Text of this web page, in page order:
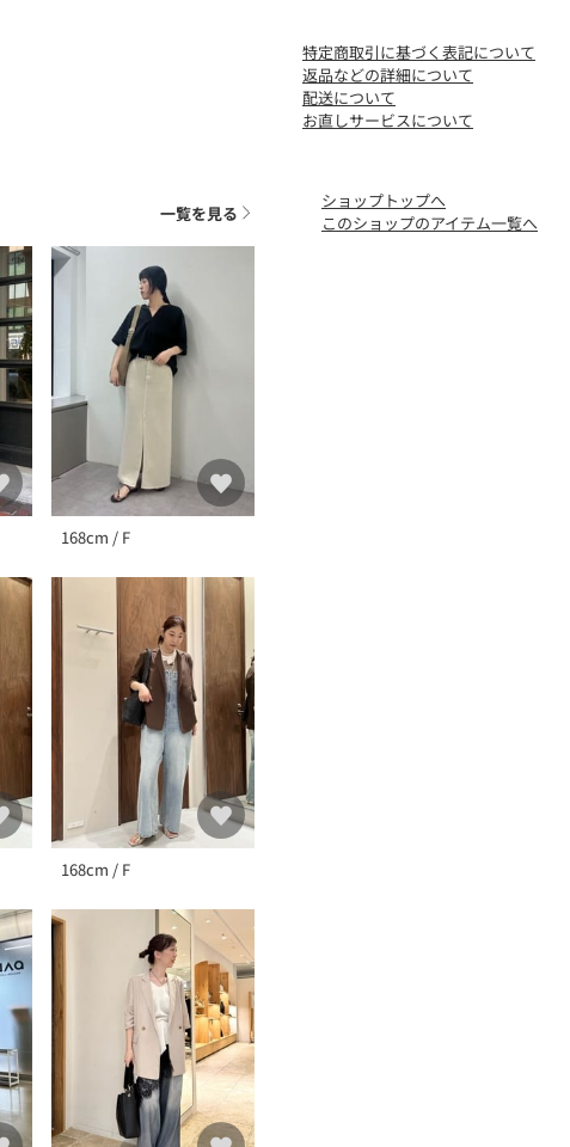
特定商取引に基づく表記について
返品などの詳細について
配送について
お直しサービスについて
一覧を見る
168cm / F
168cm / F
ショップトップへ
このショップのアイテム一覧へ